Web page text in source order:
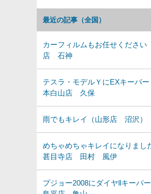
最近の記事（全国）
カーフィルムもお任せくださ
店 石神
テスラ・モデルＹにEXキーパ
本白山店 久保
雨でもキレイ（山形店 沼沢）
めちゃめちゃキレイになりま
甚目寺店 田村 風伊
プジョー2008にダイヤllキーパ